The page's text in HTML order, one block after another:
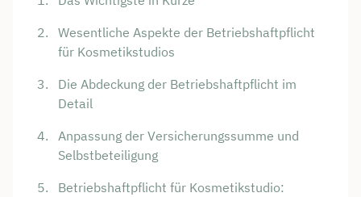
Wesentliche Aspekte der Betriebshaftpflicht
für Kosmetikstudios
Die Abdeckung der Betriebshaftpflicht im
Detail
Anpassung der Versicherungssumme und
Selbstbeteiligung
Betriebshaftpflicht für Kosmetikstudio: